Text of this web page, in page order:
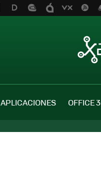
APLICACIONES OFFICE